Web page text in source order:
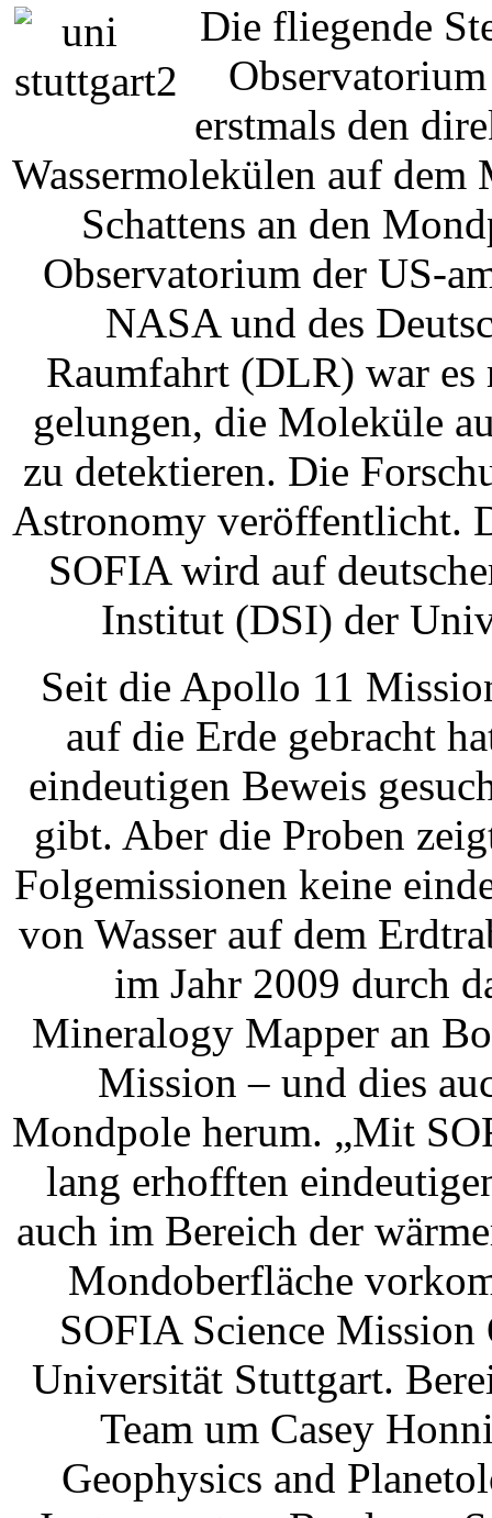
Die fliegende
erstmals den
Wassermolekülen auf dem
Schattens an den
Observatorium der US-
NASA und des
Raumfahrt (DLR) war
gelungen, die Moleküle
zu detektieren. Die
Astronomy veröffentlicht.
SOFIA wird auf
Institut (DSI) der
Seit die Apollo 11
auf die Erde gebracht
eindeutigen Beweis
gibt. Aber die Proben
Folgemissionen keine
von Wasser auf dem
im Jahr 2009 durch
Mineralogy Mapper an
Mission – und dies
Mondpole herum. „Mit
lang erhofften
auch im Bereich der
Mondoberfläche
SOFIA Science
Universität Stuttgart.
Team um Casey
Geophysics and